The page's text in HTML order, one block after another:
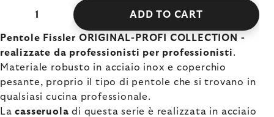
ADD TO CART
Pentole Fissler ORIGINAL-PROFI COLLECTION -
realizzate da professionisti per professionisti.
Materiale robusto in acciaio inox e coperchio
pesante, proprio il tipo di pentole che si trovano in
qualsiasi cucina professionale.
Lacasseruoladi questa serie è realizzata in acciaio